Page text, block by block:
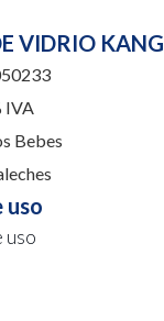
VIDRIO
IVA
Bebes
uso
uso